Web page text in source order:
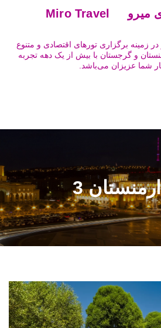
گروه ترانسفری میرو Miro Travel
زمینه برگزاری تورهای اقتصادی و متنوع
و گرجستان با بیش از یک دهه تجربه
شما عزیزان می‌باشد.
3